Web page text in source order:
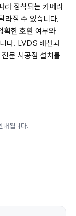
라 장착되는 카메라
라질 수 있습니다.
확한 호환 여부와
다. LVDS 배선과
문 시공점 설치를
내됩니다.